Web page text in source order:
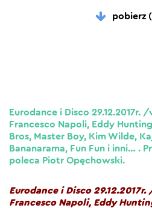
pobierz
Eurodance i Disco
Francesco Napoli, Eddy
Bros, Master Boy, Kim Wilde,
Bananarama, Fun Fun i inni… .
poleca Piotr Opęchowski.
Eurodance i Disco
Francesco Napoli, Eddy